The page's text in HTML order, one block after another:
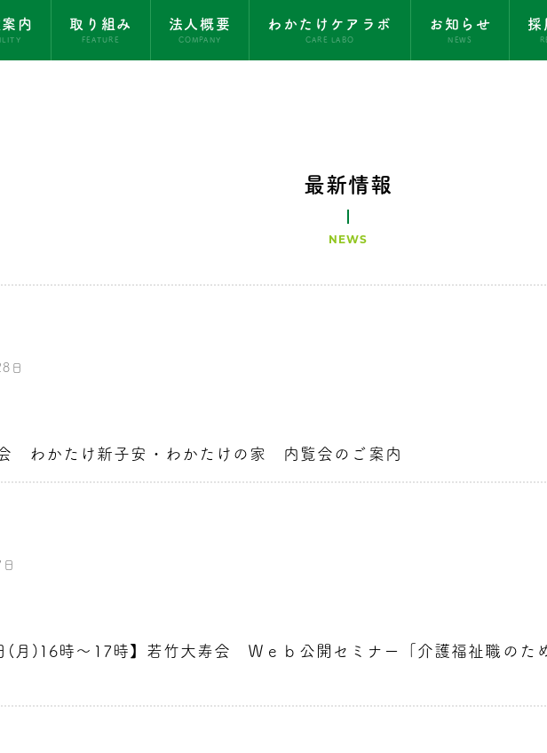
内 取り組み
FEATURE
法人概要
COMPANY
わかたけケアラボ
CARE LABO
お知らせ
NEWS
採
最新情報
NEWS
日
わかたけ新子安・わかたけの家 内覧会のご案内
(月)16時～17時】若竹大寿会 Ｗｅｂ公開セミナー「介護福祉職のた